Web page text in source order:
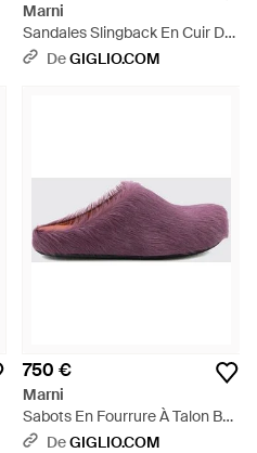
Marni
Sandales Slingback En Cuir De
Veau Lisse Avec Bout Ouvert Et
DeGIGLIO.COM
750 €
Marni
Sabots En Fourrure À Talon Bas
Et Bout Rond - Violet
DeGIGLIO.COM